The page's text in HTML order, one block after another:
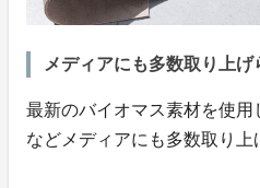
メディアにも多数取り上げ
最新のバイオマス素材を使用
などメディアにも多数取り上